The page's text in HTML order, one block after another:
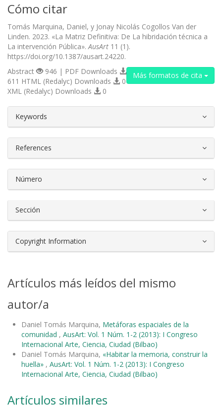
Cómo citar
Tomás Marquina, Daniel, y Jonay Nicolás Cogollos Van der
Linden. 2023. «La Matriz Definitiva: De La hibridación técnica a
La intervención Pública».AusArt 11 (1).
https://doi.org/10.1387/ausart.24220.
Más formatos de cita
Abstract
946 | PDF Downloads
611 HTML (Redalyc) Downloads
0
XML (Redalyc) Downloads
0
Keywords
References
Número
Sección
Copyright Information
Artículos más leídos del mismo
autor/a
Daniel Tomás Marquina, Metáforas espaciales de la
comunidad , AusArt: Vol. 1 Núm. 1-2 (2013): I Congreso
Internacional Arte, Ciencia, Ciudad (Bilbao)
Daniel Tomás Marquina, «Habitar la memoria, construir la
huella» , AusArt: Vol. 1 Núm. 1-2 (2013): I Congreso
Internacional Arte, Ciencia, Ciudad (Bilbao)
Artículos similares